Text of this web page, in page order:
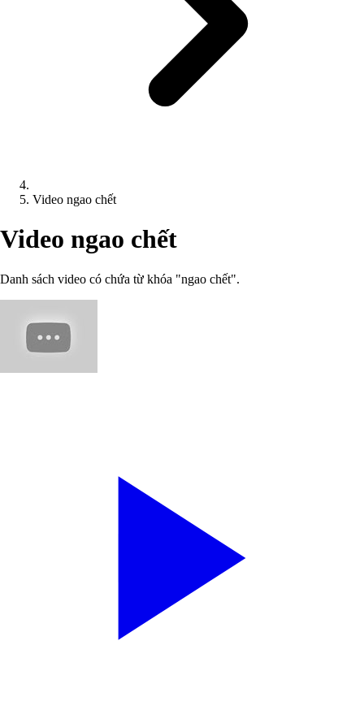
Video ngao chết
Video ngao chết
Danh sách video có chứa từ khóa "ngao chết".